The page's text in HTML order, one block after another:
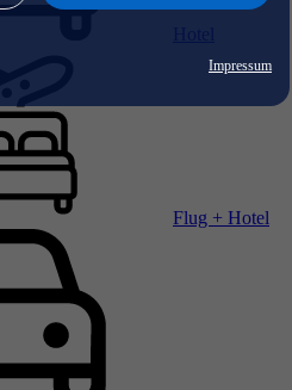
Impressum
Flug + Hotel